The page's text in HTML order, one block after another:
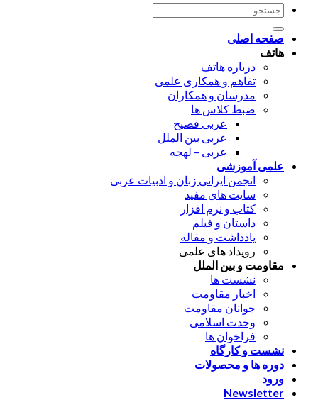
جستجو
برای:
صفحه اصلی
هاتف
درباره هاتف
تفاهم و همکاری علمی
مدرسان و همکاران
ضبط کلاس ها
عربی فصیح
عربی بین الملل
عربی – لهجه
علمی آموزشی
انجمن ایرانی زبان و ادبیات عربی
سایت های مفید
کتاب و نرم افزار
داستان و فیلم
یادداشت و مقاله
رویداد های علمی
مقاومت و بین الملل
نشست ها
اخبار مقاومت
جوانان مقاومت
وحدت اسلامی
فراخوان ها
نشست و کارگاه
دوره ها و محصولات
ورود
Newsletter